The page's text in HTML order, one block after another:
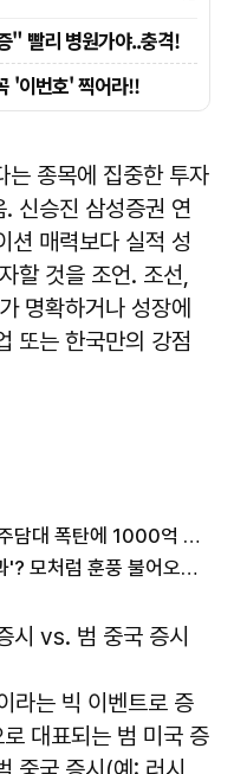
는 종목에 집중한 투자
신승진 삼성증권 연
션 매력보다 실적 성
할 것을 조언. 조선,
명확하거나 성장에
또는 한국만의 강점
'M&A 욕심' 성호전자, 최대주주 주담대 폭탄에 1000억 CB '재무 악순환' 外
단일종목 레버리지 규제 '풍선효과'? 모처럼 훈풍 불어오는 코스닥 外
시 vs. 범 중국 증시
라는 빅 이벤트로 증
대표되는 범 미국 증